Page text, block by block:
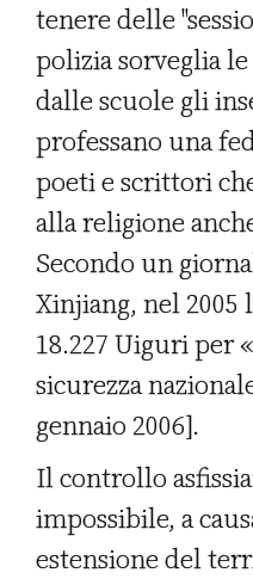
tenere delle
polizia sorveglia
dalle scuole gli
professano una
poeti e scrittori
alla religione
Secondo un
Xinjiang, nel 2005
18.227 Uiguri per
sicurezza
gennaio 2006].
Il controllo
impossibile, a
estensione del